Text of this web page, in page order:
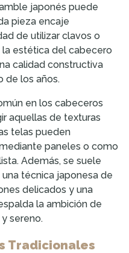
japonés puede
pieza encaje
de utilizar clavos o
estética del cabecero
calidad constructiva
de los años.
en los cabeceros
aquellas de texturas
telas pueden
paneles o como
Además, se suele
técnica japonesa de
delicados y una
la ambición de
sereno.
Tradicionales